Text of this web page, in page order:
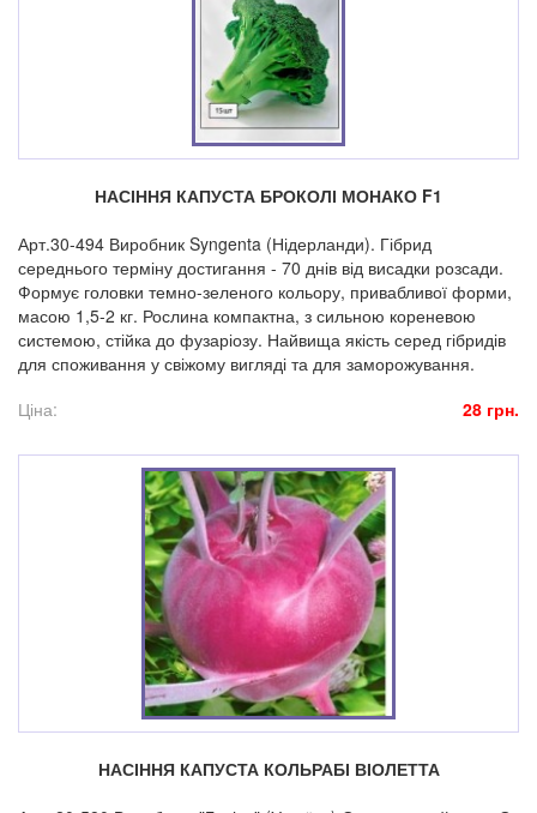
НАСІННЯ КАПУСТА БРОКОЛІ МОНАКО F1
Арт.30-494 Виробник Syngenta (Нідерланди). Гібрид
середнього терміну достигання - 70 днів від висадки розсади.
Формує головки темно-зеленого кольору, привабливої форми,
масою 1,5-2 кг. Рослина компактна, з сильною кореневою
системою, стійка до фузаріозу. Найвища якість серед гібридів
для споживання у свіжому вигляді та для заморожування.
Ціна:
28 грн.
НАСІННЯ КАПУСТА КОЛЬРАБІ ВІОЛЕТТА